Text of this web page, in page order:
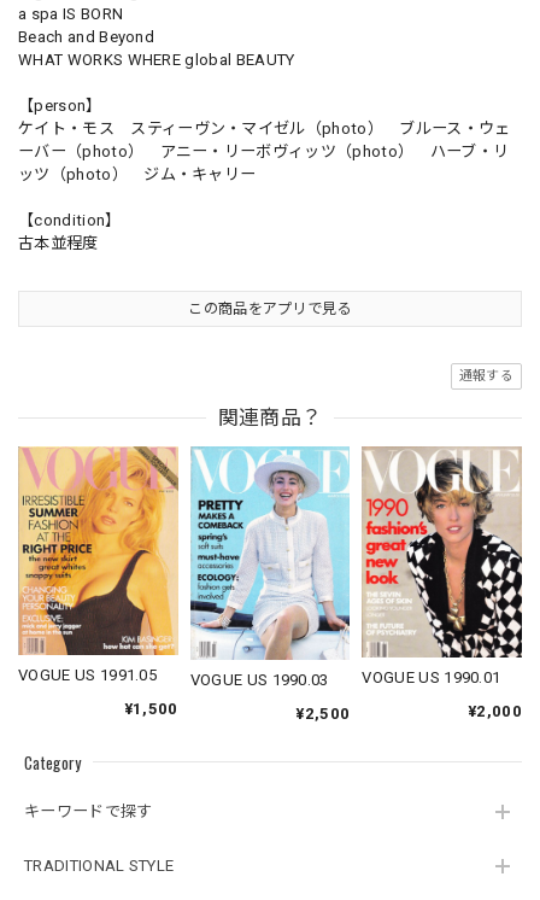
Category
キーワードで探す
TRADITIONAL STYLE
a spa IS BORN
Beach and Beyond
WHAT WORKS WHERE global BEAUTY
【person】
ケイト・モス スティーヴン・マイゼル（photo） ブルース・ウェ
ーバー（photo） アニー・リーボヴィッツ（photo） ハーブ・リ
ッツ（photo） ジム・キャリー
【condition】
古本並程度
この商品をアプリで見る
通報する
関連商品？
VOGUE US 1991.05
¥1,500
VOGUE US 1990.03
¥2,500
VOGUE US 1990.01
¥2,000